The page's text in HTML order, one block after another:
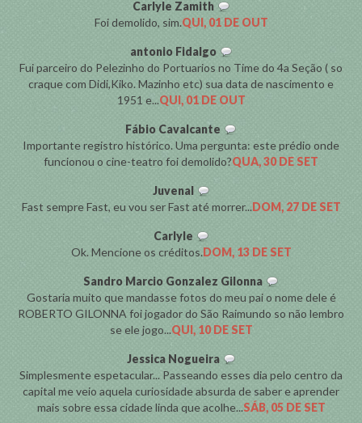
Carlyle Zamith
Foi demolido, sim.QUI, 01 DE OUT
antonio Fidalgo
Fui parceiro do Pelezinho do Portuarios no Time do 4a Seção ( so
craque com Didi,Kiko. Mazinho etc) sua data de nascimento e
1951 e...QUI, 01 DE OUT
Fábio Cavalcante
Importante registro histórico. Uma pergunta: este prédio onde
funcionou o cine-teatro foi demolido?QUA, 30 DE SET
Juvenal
Fast sempre Fast, eu vou ser Fast até morrer...DOM, 27 DE SET
Carlyle
Ok. Mencione os créditos.DOM, 13 DE SET
Sandro Marcio Gonzalez Gilonna
Gostaria muito que mandasse fotos do meu pai o nome dele é
ROBERTO GILONNA foi jogador do São Raimundo so não lembro
se ele jogo...QUI, 10 DE SET
Jessica Nogueira
Simplesmente espetacular... Passeando esses dia pelo centro da
capital me veio aquela curiosidade absurda de saber e aprender
mais sobre essa cidade linda que acolhe...SÁB, 05 DE SET